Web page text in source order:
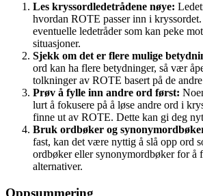
Les kryssordledetrådene nøye:
hvordan ROTE passer inn i
eventuelle ledetråder som kan peke
situasjoner.
Sjekk om det er flere mulige
ord kan ha flere betydninger, så vær
tolkninger av ROTE basert på de
Prøv å fylle inn andre ord først:
lurt å fokusere på å løse andre ord i
finne ut av ROTE. Dette kan gi deg
Bruk ordbøker og
fast, kan det være nyttig å slå opp ord
ordbøker eller synonymordbøker for å
alternativer.
Oppsummering